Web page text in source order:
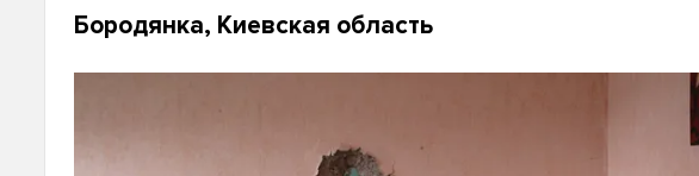
Бородянка, Киевская область